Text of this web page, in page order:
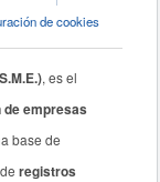
de cookies
, es el
empresas
base de
deregistros